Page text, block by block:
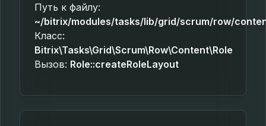
Путь к файлу:
~/bitrix/modules/tasks/lib/grid/scrum/row/
Класс:
Bitrix\Tasks\Grid\Scrum\Row\Content\Role
Вызов: Role::createRoleLayout